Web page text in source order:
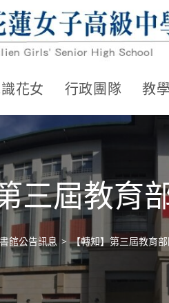
花女 行政團隊 教
三屆教育
館公告訊息 > 【轉知】第三屆教育